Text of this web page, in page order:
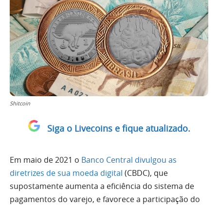
Shitcoin
Siga o Livecoins e fique atualizado.
Em maio de 2021 o Banco Central divulgou as
diretrizes de sua moeda digital (CBDC), que
supostamente aumenta a eficiência do sistema de
pagamentos do varejo, e favorece a participação do